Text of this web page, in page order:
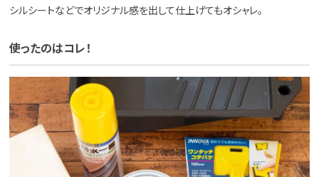
シルシートなどでオリジナル感を出して仕上げてもオシャレ。
使ったのはコレ！